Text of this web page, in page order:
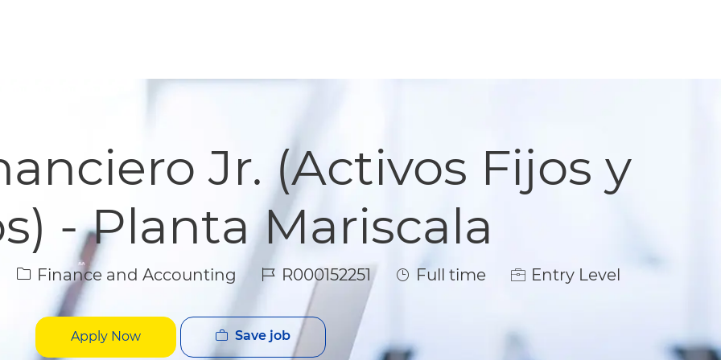
Jr. (Activos Fijos y
- Planta Mariscala
Category
Finance and Accounting Job Id
R000152251 Job Type
Full time Entry Level
Apply Now Save job